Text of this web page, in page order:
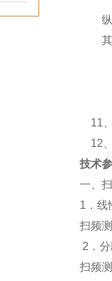
纵向
其
11、
12、
技术
一、
1．线
扫频
2．
扫频